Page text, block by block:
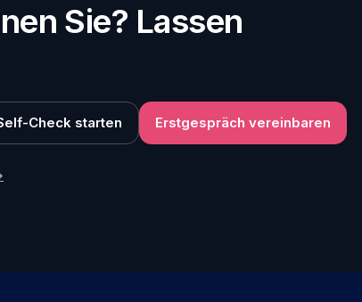
Sie? Lassen
Check starten Erstgespräch vereinbaren